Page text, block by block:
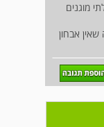
מוגנים
אבחון